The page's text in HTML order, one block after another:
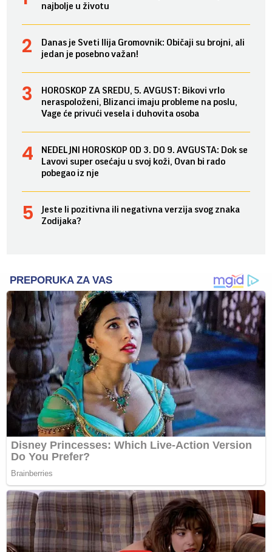
najbolje u životu
Danas je Sveti Ilija Gromovnik: Običaji su brojni, ali
jedan je posebno važan!
HOROSKOP ZA SREDU, 5. AVGUST: Bikovi vrlo
neraspoloženi, Blizanci imaju probleme na poslu,
Vage će privući vesela i duhovita osoba
NEDELJNI HOROSKOP OD 3. DO 9. AVGUSTA: Dok se
Lavovi super osećaju u svoj koži, Ovan bi rado
pobegao iz nje
Jeste li pozitivna ili negativna verzija svog znaka
Zodijaka?